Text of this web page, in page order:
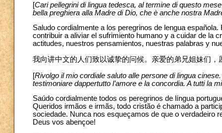
[Cari pellegrini di lingua tedesca, al termine di questo
bella preghiera alla Madre di Dio, che è anche nostra
Saludo cordialmente a los peregrinos de lengua
contribuir a aliviar el sufrimiento humano y a cuidar de la
actitudes, nuestros pensamientos, nuestras palabras y
我向讲中文的人们致以诚挚的问候。亲爱的弟兄姐妹们
[Rivolgo il mio cordiale saluto alle persone di lingua
testimoniare dappertutto l’amore e la concordia. A tutti la
Saúdo cordialmente todos os peregrinos de língua
Queridos irmãos e irmãs, todo cristão é chamado a
sociedade. Nunca nos esqueçamos de que o verdadeiro
Deus vos abençoe!